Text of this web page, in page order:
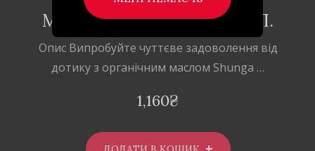
МАСАЖНЕ МАСЛО, 240 МЛ.
Опис Випробуйте чуттєве задоволення від
дотику з органічним маслом Shunga …
1,160₴